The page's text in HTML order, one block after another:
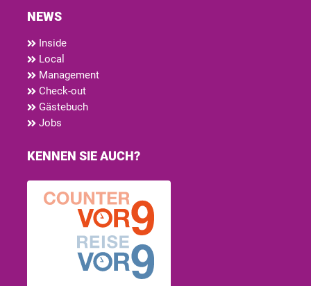
NEWS
Inside
Local
Management
Check-out
Gästebuch
Jobs
KENNEN SIE AUCH?